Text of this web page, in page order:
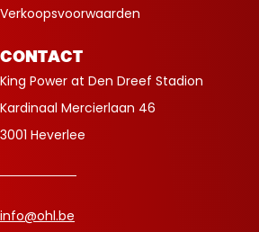
Verkoopsvoorwaarden
CONTACT
King Power at Den Dreef Stadion
Kardinaal Mercierlaan 46
3001 Heverlee
info@ohl.be